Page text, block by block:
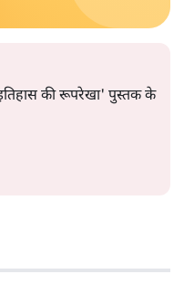
की रूपरेखा' पुस्तक के